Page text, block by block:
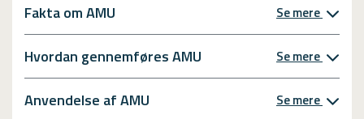
Fakta om AMU Se mere
Hvordan gennemføres AMU Se mere
Anvendelse af AMU Se mere